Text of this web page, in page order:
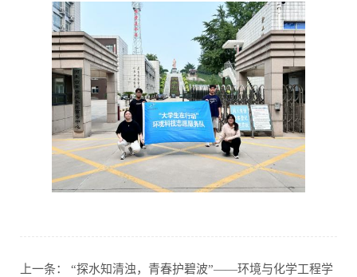
上一条： “探水知清浊，青春护碧波”——环境与化学工程学